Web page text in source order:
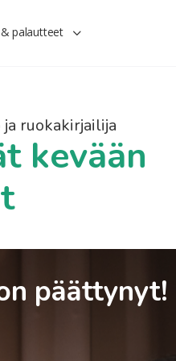
palautteet
ruokakirjailija
kevään
päättynyt!